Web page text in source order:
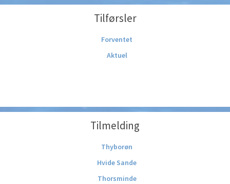
Tilførsler
Forventet
Aktuel
Tilmelding
Thyborøn
Hvide Sande
Thorsminde